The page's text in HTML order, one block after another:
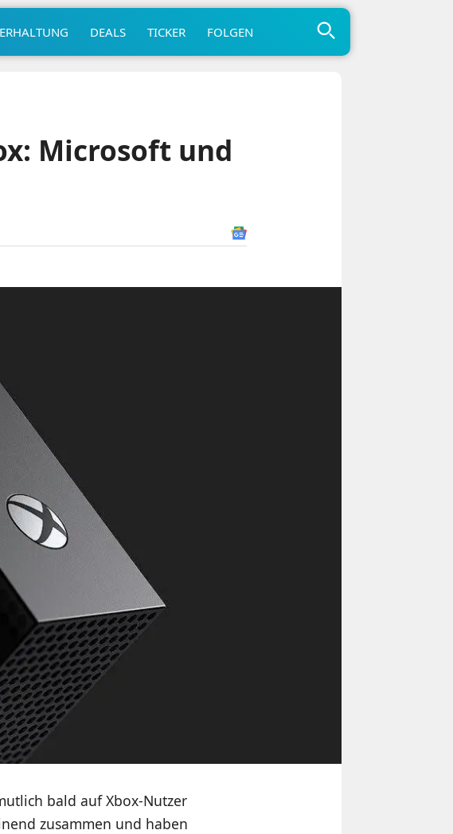
DEALS TICKER FOLGEN
Microsoft und
bald auf Xbox-Nutzer
zusammen und haben